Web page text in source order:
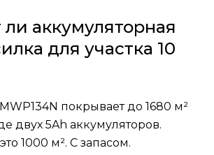
аккумуляторная
для участка 10
покрывает до 1680 м²
двух 5Ah аккумуляторов.
1000 м². С запасом.